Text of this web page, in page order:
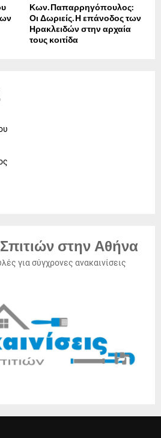
Κων. Παπαρρηγόπουλος:
Οι Δωριείς. Η επάνοδος των
Ηρακλειδών στην αρχαία
τους κοιτίδα
στην Αθήνα
για σύγχρονες ανακαινίσεις